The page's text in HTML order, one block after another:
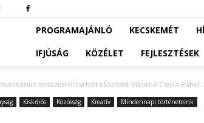
PROGRAMAJÁNLÓ KECSKEMÉT
IFJÚSÁG
KÖZÉLET FEJLESZTÉSEK
misszióról tartott előadást Vikorné Csvila Ráhel...
Kiskőrös Közösség Kreatív
Mindennapi történeteink